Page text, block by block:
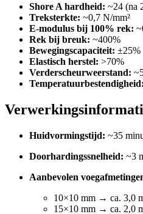
Shore A hardheid: ~24 (na
Treksterkte: ~0,7 N/mm²
E-modulus bij 100% rek:
Rek bij breuk: ~400%
Bewegingscapaciteit: ±25%
Elastisch herstel: >70%
Verderscheurweerstand:
Temperatuurbestendigheid:
Huidvormingstijd: ~35
Doorhardingssnelheid: ~3
Aanbevolen
10×10 mm → ca. 3,0
15×10 mm → ca. 2,0